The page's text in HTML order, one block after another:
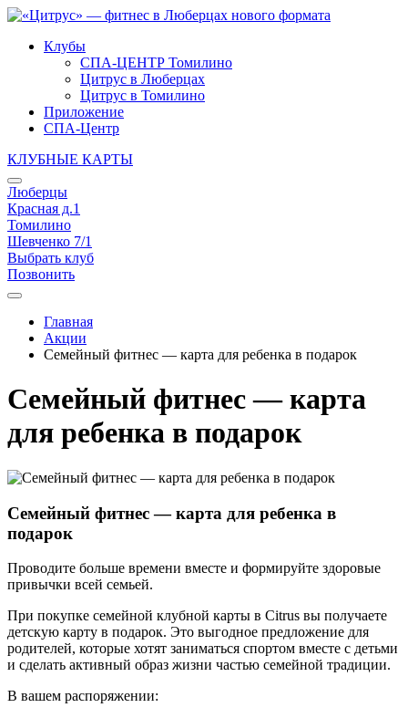
Клубы
СПА-ЦЕНТР Томилино
Цитрус в Люберцах
Цитрус в Томилино
Приложение
СПА-Центр
КЛУБНЫЕ КАРТЫ
Люберцы
Красная д.1
Томилино
Шевченко 7/1
Выбрать клуб
Позвонить
Главная
Акции
Семейный фитнес — карта для ребенка в подарок
Семейный фитнес — карта
для ребенка в подарок
Семейный фитнес — карта для ребенка в
подарок
Проводите больше времени вместе и формируйте здоровые
привычки всей семьей.
При покупке семейной клубной карты в Citrus вы получаете
детскую карту в подарок. Это выгодное предложение для
родителей, которые хотят заниматься спортом вместе с детьми
и сделать активный образ жизни частью семейной традиции.
В вашем распоряжении: